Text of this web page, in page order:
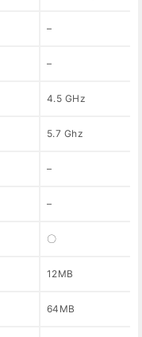
–
–
4.5 GHz
5.7 Ghz
–
–
〇
12MB
64MB